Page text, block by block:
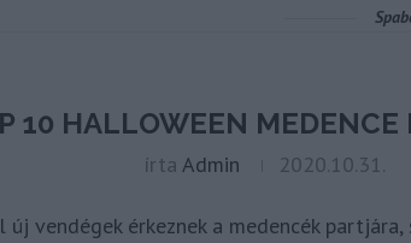
10 HALLOWEEN MEDENCE
írtaAdmin 2020.10.31.
vendégek érkeznek a medencék